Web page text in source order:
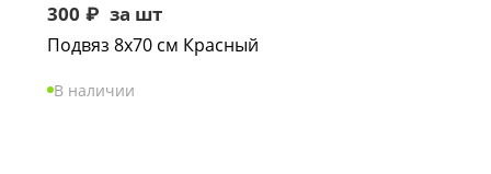
300 ₽ за шт
Подвяз 8х70 см Красный
В наличии